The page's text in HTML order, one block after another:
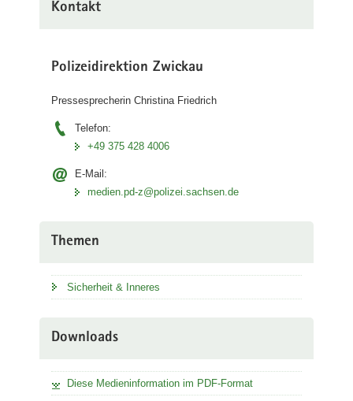
Kontakt
Polizeidirektion Zwickau
Pressesprecherin Christina Friedrich
Telefon:
+49 375 428 4006
E-Mail:
medien.pd-z@polizei.sachsen.de
Themen
Sicherheit & Inneres
Downloads
Diese Medieninformation im PDF-Format